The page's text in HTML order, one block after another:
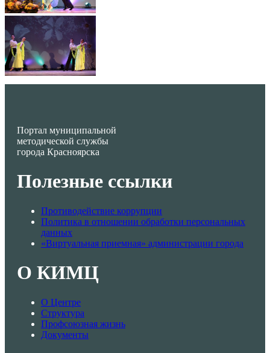
Портал муниципальной
методической службы
города Красноярска
Полезные ссылки
Противодействие коррупции
Политика в отношении обработки персональных
данных
«Виртуальная приемная» администрации города
О КИМЦ
О Центре
Структура
Профсоюзная жизнь
Документы